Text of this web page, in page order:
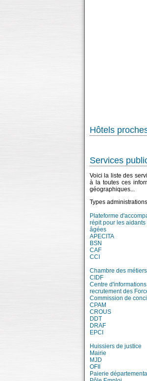
Hôtels
Services
Voici la liste des
à la toutes ces
géographiques...
Types
Plateforme
répit pour les
âgées
APECITA
BSN
CAF
CCI
Chambre des métiers
CIDF
Centre
recrutement des
Commission de
CPAM
CROUS
DDT
DRAF
EPCI
Huissiers de justice
Mairie
MJD
OFII
Paierie